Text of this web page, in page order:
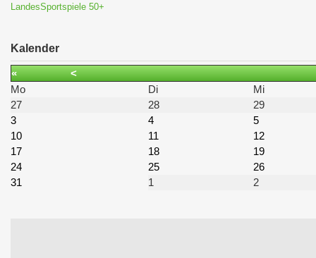
LandesSportspiele 50+
Kalender
«
<
Mo
Di
Mi
27
28
29
3
4
5
10
11
12
17
18
19
24
25
26
31
1 2